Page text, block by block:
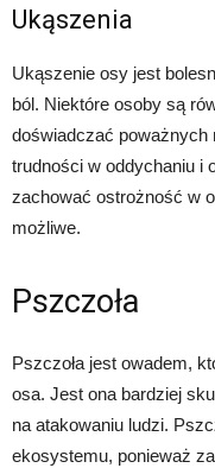
Ukąszenia
Ukąszenie osy jest
ból. Niektóre osoby są
doświadczać poważnych
trudności w oddychaniu i
zachować ostrożność w
możliwe.
Pszczoła
Pszczoła jest owadem,
osa. Jest ona bardziej
na atakowaniu ludzi.
ekosystemu, ponieważ